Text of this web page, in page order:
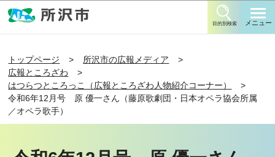
目的別検索 メニュー
トップページ
所沢市の広報メディア
広報ところざわ
はつらつところっこ（広報ところざわ人物紹介コーナー）
令和6年12月号 原 優一さん（藤原歌劇団・日本オペラ協会所属
／オペラ歌手）